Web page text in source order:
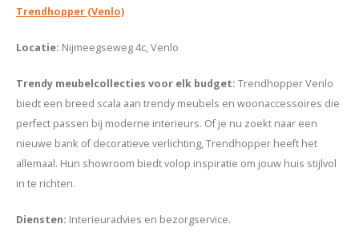
Trendhopper (Venlo)
Locatie: Nijmeegseweg 4c, Venlo
Trendy meubelcollecties voor elk budget: Trendhopper Venlo
biedt een breed scala aan trendy meubels en woonaccessoires die
perfect passen bij moderne interieurs. Of je nu zoekt naar een
nieuwe bank of decoratieve verlichting, Trendhopper heeft het
allemaal. Hun showroom biedt volop inspiratie om jouw huis stijlvol
in te richten.
Diensten: Interieuradvies en bezorgservice.